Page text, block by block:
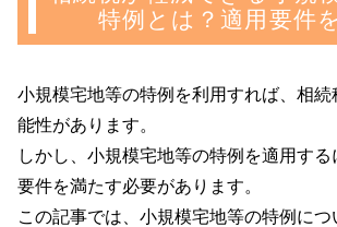
特例とは？適用要件
小規模宅地等の特例を利用すれば、相
能性があります。
しかし、小規模宅地等の特例を適用す
要件を満たす必要があります。
この記事では、小規模宅地等の特例につ